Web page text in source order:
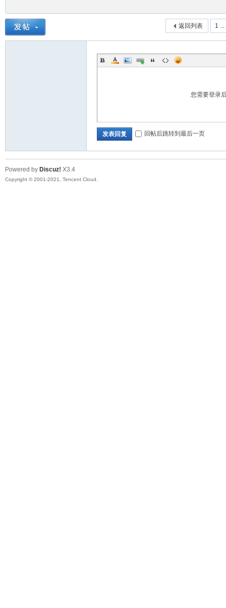
1 ...
返回列表
您需要登录
发表回复 回帖后跳转到最后一页
Powered by Discuz! X3.4
Copyright © 2001-2021, Tencent Cloud.